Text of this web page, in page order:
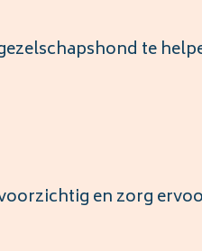
te
en zorg